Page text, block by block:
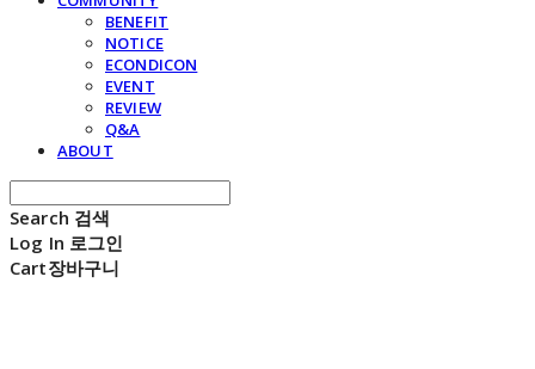
BENEFIT
NOTICE
ECONDICON
EVENT
REVIEW
Q&A
ABOUT
Search 검색
Log In 로그인
Cart장바구니